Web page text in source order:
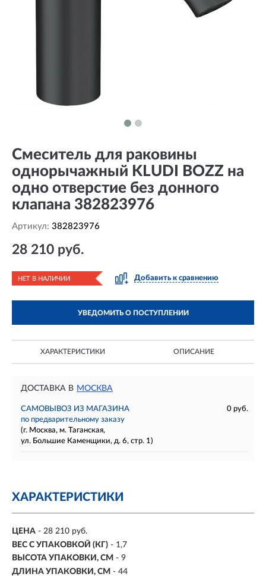
Смеситель для раковины
однорычажный KLUDI BOZZ на
одно отверстие без донного
клапана 382823976
Артикул: 382823976
28 210 руб.
НЕТ В НАЛИЧИИ Добавить к сравнению
УВЕДОМИТЬ О ПОСТУПЛЕНИИ
ХАРАКТЕРИСТИКИ ОПИСАНИЕ
ДОСТАВКА В МОСКВА
САМОВЫВОЗ ИЗ МАГАЗИНА
0 руб.
по предварительному заказу
(г. Москва, м. Таганская,
ул. Большие Каменщики, д. 6, стр. 1)
ХАРАКТЕРИСТИКИ
ЦЕНА - 28 210 руб.
ВЕС С УПАКОВКОЙ (КГ) - 1,7
ВЫСОТА УПАКОВКИ, СМ - 9
ДЛИНА УПАКОВКИ, СМ - 44